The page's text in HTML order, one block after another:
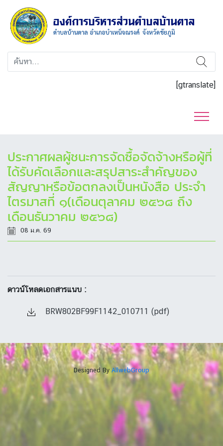
[gtranslate]
ประกาศผลผู้ชนะการจัดซื้อจัดจ้างหรือผู้ที่
ได้รับคัดเลือกและสรุปสาระสำคัญของ
สัญญาหรือข้อตกลงเป็นหนังสือ ประจำ
ไตรมาสที่ ๑(เดือนตุลาคม ๒๕๖๘ ถึง
เดือนธันวาคม ๒๕๖๘)
08 ม.ค. 69
ดาวน์โหลดเอกสารแนบ :
BRW802BF99F1142_010711 (pdf)
Designed By AllwebGroup